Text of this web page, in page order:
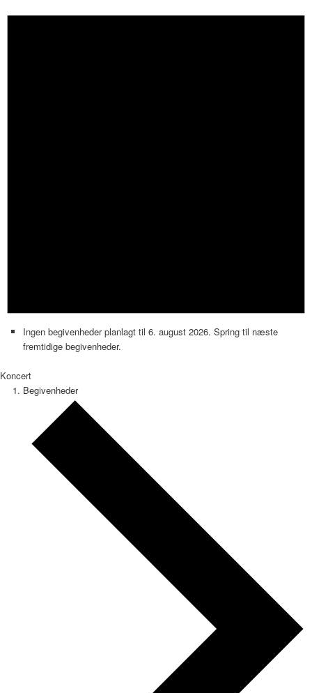
Ingen begivenheder planlagt til 6. august 2026. Spring til næste
fremtidige begivenheder.
Koncert
Begivenheder